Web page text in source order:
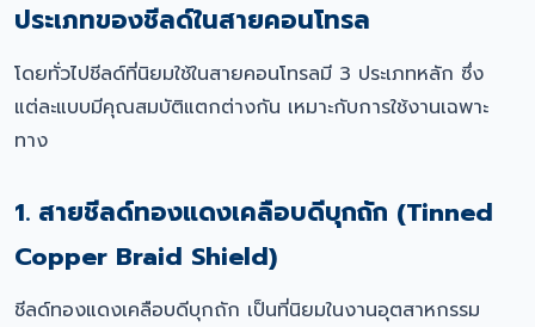
ประเภทของชีลด์ในสายคอนโทรล
โดยทั่วไปชีลด์ที่นิยมใช้ในสายคอนโทรลมี 3 ประเภทหลัก ซึ่ง
แต่ละแบบมีคุณสมบัติแตกต่างกัน เหมาะกับการใช้งานเฉพาะ
ทาง
1. สายชีลด์ทองแดงเคลือบดีบุกถัก (Tinned
Copper Braid Shield)
ชีลด์ทองแดงเคลือบดีบุกถัก เป็นที่นิยมในงานอุตสาหกรรม